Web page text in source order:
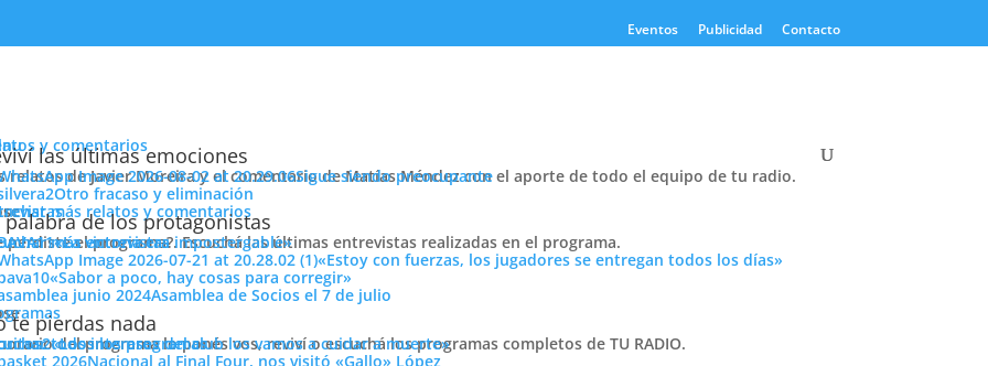
Eventos Publicidad Contacto
y comentarios
las últimas emociones
relatos de Javier Moreira y el comentario de Matías Méndez con el aporte de todo el equipo de tu radio.
Sigue siendo preocupante
Otro fracaso y eliminación
más relatos y comentarios
palabra de los protagonistas
perdiste el programa?. Escuchá las últimas entrevistas realizadas en el programa.
más entrevistas
«La victoria era impostergable»
«Estoy con fuerzas, los jugadores se entregan todos los días»
«Sabor a poco, hay cosas para corregir»
Asamblea de Socios el 7 de julio
te pierdas nada
del programa lo ponés vos, reviví o escuchá los programas completos de TU RADIO.
todos los programas
«Los intereses del club los vamos a cuidar a muerte»
Nacional al Final Four, nos visitó «Gallo» López
Nacional
Tweets by PasionTricolor1